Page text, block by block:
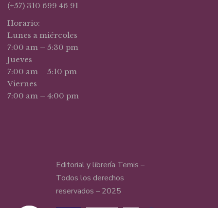
(+57) 310 699 46 91
Horario:
Lunes a miércoles
7:00 am – 5:30 pm
Jueves
7:00 am – 5:10 pm
Viernes
7:00 am – 4:00 pm
Editorial y librería Temis –
Todos los derechos
reservados – 2025